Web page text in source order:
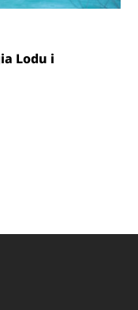
Lodu i